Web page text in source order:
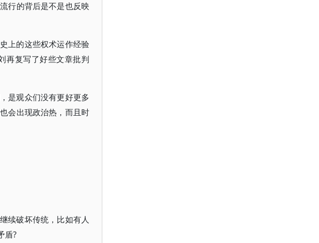
行的背后是不是也反映
上的这些权术运作经验
再复写了好些文章批判
是观众们没有更好更多
会出现政治热，而且时
续破坏传统，比如有人
盾?